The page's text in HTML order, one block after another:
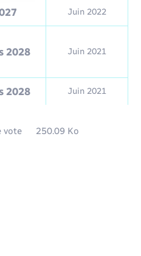
Juin 2022
2028 Juin 2021
2028 Juin 2021
vote 250.09 Ko